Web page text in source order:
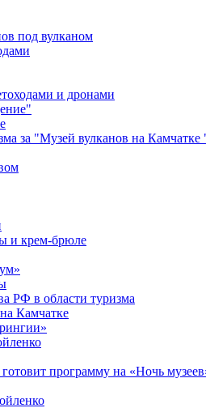
под вулканом
и дронами
за "Музей вулканов на
и крем-брюле
РФ в области туризма
Камчатке
программу на «Ночь